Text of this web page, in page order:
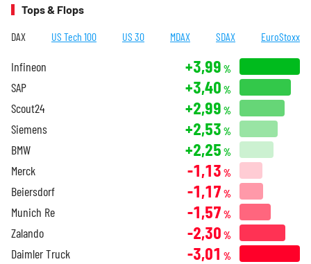
Tops & Flops
DAX US Tech 100 US 30 MDAX SDAX EuroStoxx
Infineon +3,99 %
SAP +3,40 %
Scout24 +2,99 %
Siemens +2,53 %
BMW +2,25 %
Merck -1,13 %
Beiersdorf -1,17 %
Munich Re -1,57 %
Zalando -2,30 %
Daimler Truck -3,01 %